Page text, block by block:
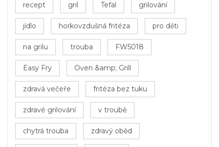
recept gril Tefal grilování
jídlo horkovzdušná fritéza pro děti
na grilu trouba FW5018
Easy Fry Oven &amp; Grill
zdravá večeře fritéza bez tuku
zdravé grilování v troubě
chytrá trouba zdravý oběd